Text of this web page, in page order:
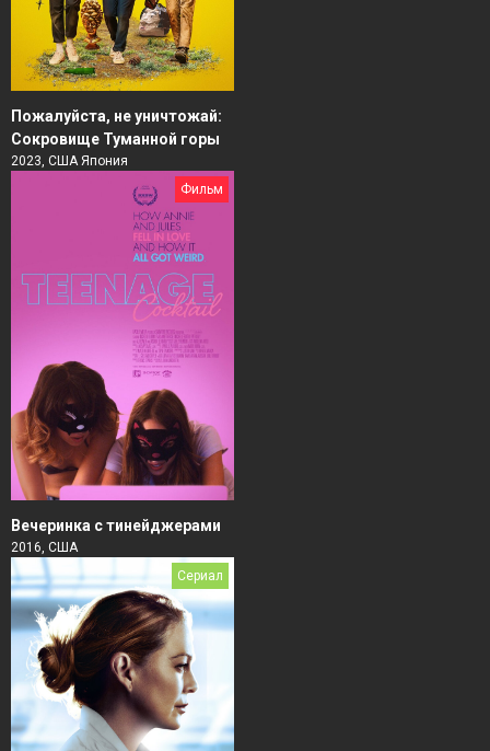
Пожалуйста, не уничтожай:
Сокровище Туманной горы
2023, США Япония
Фильм
Вечеринка с тинейджерами
2016, США
Сериал